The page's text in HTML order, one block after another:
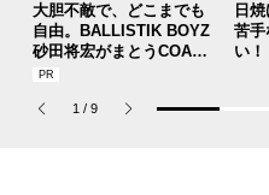
大胆不敵で、どこまでも
自由。BALLISTIK BOYZ
砂田将宏がまとうCOACH
の新作フレグランス「コ
パルファム」
日
苦手
い
1 / 9